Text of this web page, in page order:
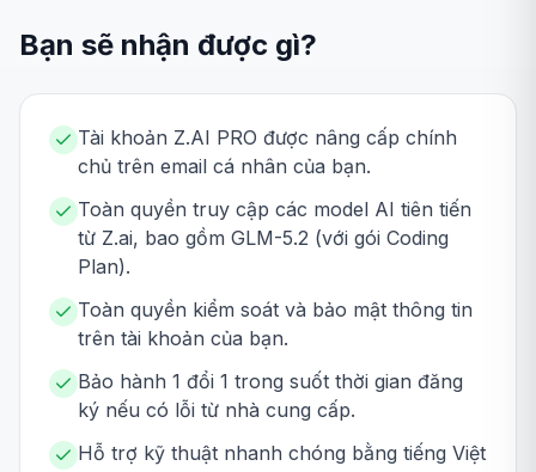
Bạn sẽ nhận được gì?
Tài khoản Z.AI PRO được nâng cấp chính
chủ trên email cá nhân của bạn.
Toàn quyền truy cập các model AI tiên tiến
từ Z.ai, bao gồm GLM-5.2 (với gói Coding
Plan).
Toàn quyền kiểm soát và bảo mật thông tin
trên tài khoản của bạn.
Bảo hành 1 đổi 1 trong suốt thời gian đăng
ký nếu có lỗi từ nhà cung cấp.
Hỗ trợ kỹ thuật nhanh chóng bằng tiếng Việt